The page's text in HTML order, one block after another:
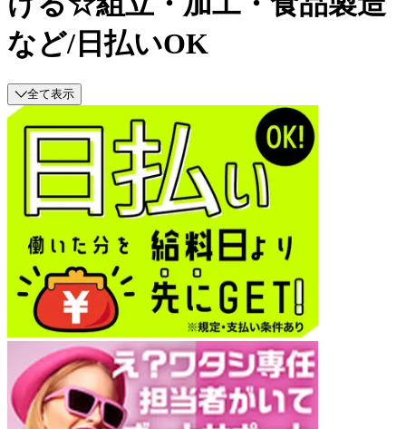
など/日払いOK
全て表示